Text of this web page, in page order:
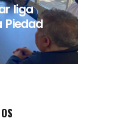
liga
Piedad